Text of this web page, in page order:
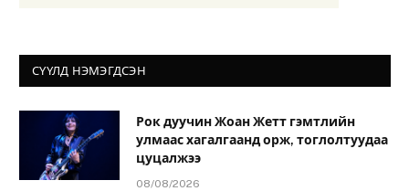
СҮҮЛД НЭМЭГДСЭН
Рок дуучин Жоан Жетт гэмтлийн
улмаас хагалгаанд орж, тоглолтуудаа
цуцалжээ
08/08/2026